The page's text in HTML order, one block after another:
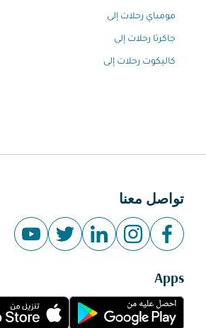
مومباي رحلات إلى
جاكرتا رحلات إلى
كاليكوت رحلات إلى
تواصل معنا
Apps